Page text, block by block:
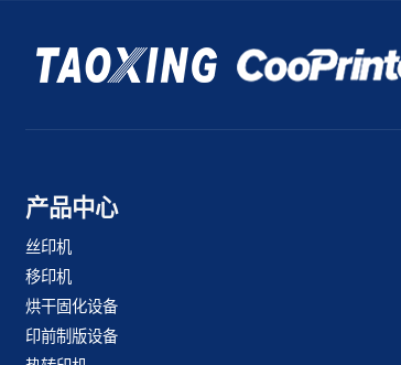
产品中心
丝印机
移印机
烘干固化设备
印前制版设备